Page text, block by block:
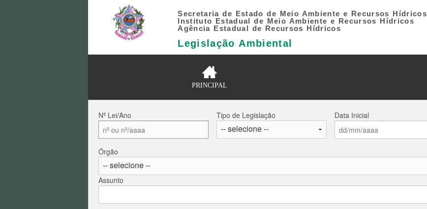
Secretaria de Estado de Meio Ambiente e Recursos Hídricos
Instituto Estadual de Meio Ambiente e Recursos Hídricos
Agência Estadual de Recursos Hídricos
Legislação Ambiental
PRINCIPAL
Nº Lei/Ano Tipo de Legislação Data Inicial
Órgão
Assunto